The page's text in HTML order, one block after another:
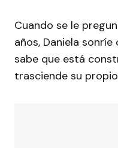
Cuando se le
años, Daniela
sabe que está
trasciende su